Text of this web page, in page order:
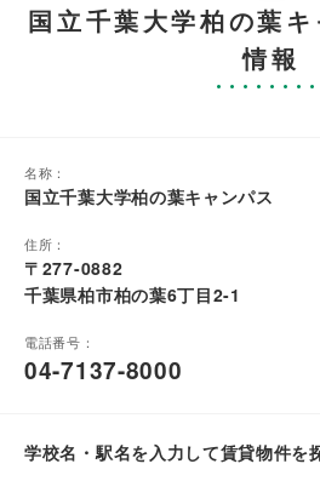
国立千葉大学柏の葉
情報
名称：
国立千葉大学柏の葉キャンパス
住所：
〒277-0882
千葉県柏市柏の葉6丁目2-1
電話番号：
04-7137-8000
学校名・駅名を入力して賃貸物件を